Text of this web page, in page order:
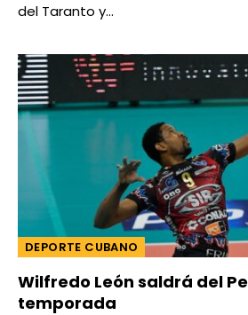
del Taranto y…
DEPORTE CUBANO
Wilfredo León saldrá del
temporada